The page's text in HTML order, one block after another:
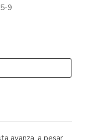
9
avanza, a pesar